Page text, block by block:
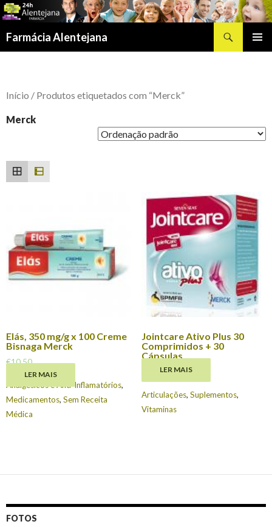
Farmácia Alentejana
Início / Produtos etiquetados com “Merck”
Merck
Elás, 350 mg/g x 100 Creme
Bisnaga Merck
€10.50
LER MAIS
Analgésicos e Anti-Inflamatórios,
Medicamentos, Sem Receita
Médica
Jointcare Ativo Plus 30
Comprimidos + 30
Cápsulas
22.95LER MAIS
Articulações, Suplementos,
Vitaminas
FOTOS